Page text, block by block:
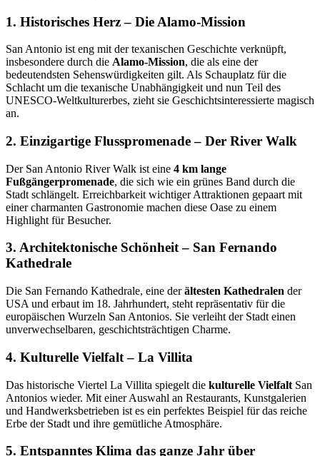
1. Historisches Herz – Die Alamo-Mission
San Antonio ist eng mit der texanischen Geschichte verknüpft,
insbesondere durch die Alamo-Mission, die als eine der
bedeutendsten Sehenswürdigkeiten gilt. Als Schauplatz für die
Schlacht um die texanische Unabhängigkeit und nun Teil des
UNESCO-Weltkulturerbes, zieht sie Geschichtsinteressierte magisch
an.
2. Einzigartige Flusspromenade – Der River Walk
Der San Antonio River Walk ist eine 4 km lange
Fußgängerpromenade, die sich wie ein grünes Band durch die
Stadt schlängelt. Erreichbarkeit wichtiger Attraktionen gepaart mit
einer charmanten Gastronomie machen diese Oase zu einem
Highlight für Besucher.
3. Architektonische Schönheit – San Fernando
Kathedrale
Die San Fernando Kathedrale, eine derältesten Kathedralen der
USA und erbaut im 18. Jahrhundert, steht repräsentativ für die
europäischen Wurzeln San Antonios. Sie verleiht der Stadt einen
unverwechselbaren, geschichtsträchtigen Charme.
4. Kulturelle Vielfalt – La Villita
Das historische Viertel La Villita spiegelt die kulturelle Vielfalt San
Antonios wieder. Mit einer Auswahl an Restaurants, Kunstgalerien
und Handwerksbetrieben ist es ein perfektes Beispiel für das reiche
Erbe der Stadt und ihre gemütliche Atmosphäre.
5. Entspanntes Klima das ganze Jahr über